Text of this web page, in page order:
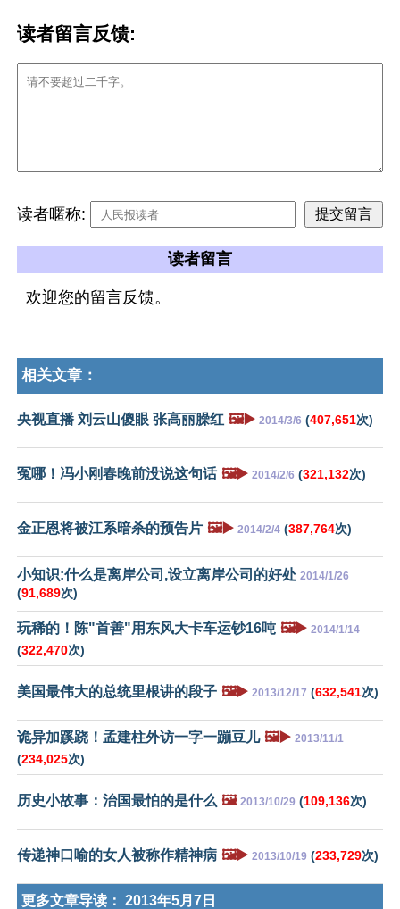
读者留言反馈:
读者暱称:
读者留言
欢迎您的留言反馈。
相关文章：
央视直播 刘云山傻眼 张高丽臊红 🖼️▶️ 2014/3/6 (407,651次)
冤哪！冯小刚春晚前没说这句话 🖼️▶️ 2014/2/6 (321,132次)
金正恩将被江系暗杀的预告片 🖼️▶️ 2014/2/4 (387,764次)
小知识:什么是离岸公司,设立离岸公司的好处 2014/1/26
(91,689次)
玩稀的！陈"首善"用东风大卡车运钞16吨 🖼️▶️ 2014/1/14
(322,470次)
美国最伟大的总统里根讲的段子 🖼️▶️ 2013/12/17 (632,541次)
诡异加蹊跷！孟建柱外访一字一蹦豆儿 🖼️▶️ 2013/11/1
(234,025次)
历史小故事：治国最怕的是什么 🖼️ 2013/10/29 (109,136次)
传递神口喻的女人被称作精神病 🖼️▶️ 2013/10/19 (233,729次)
更多文章导读： 2013年5月7日